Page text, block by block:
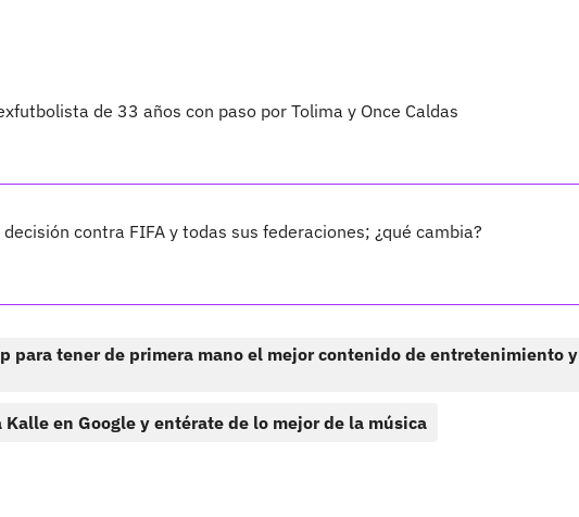
de 33 años con paso por Tolima y Once Caldas
contra FIFA y todas sus federaciones; ¿qué cambia?
para tener de primera mano el mejor contenido de entretenimiento y
Kalle en Google y entérate de lo mejor de la música